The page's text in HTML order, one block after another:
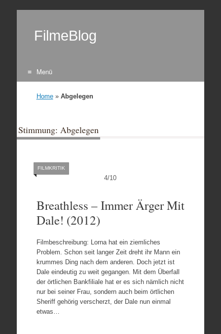
FilmeBlog
Menü
Home» Abgelegen
Stimmung: Abgelegen
4/10
FILMKRITIK
Breathless – Immer Ärger Mit
Dale! (2012)
Filmbeschreibung: Lorna hat ein ziemliches
Problem. Schon seit langer Zeit dreht ihr Mann ein
krummes Ding nach dem anderen. Doch jetzt ist
Dale eindeutig zu weit gegangen. Mit dem Überfall
der örtlichen Bankfiliale hat er es sich nämlich nicht
nur bei seiner Frau, sondern auch beim örtlichen
Sheriff gehörig verscherzt, der Dale nun einmal
etwas…